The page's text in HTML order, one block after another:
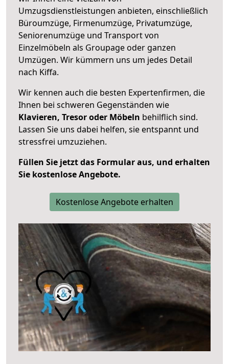
Umzugsdienstleistungen anbieten, einschließlich
Büroumzüge, Firmenumzüge, Privatumzüge,
Seniorenumzüge und Transport von
Einzelmöbeln als Groupage oder ganzen
Umzügen. Wir kümmern uns um jedes Detail
nach Kiffa.
Wir kennen auch die besten Expertenfirmen, die
Ihnen bei schweren Gegenständen wie
Klavieren, Tresor oder Möbeln behilflich sind.
Lassen Sie uns dabei helfen, sie entspannt und
stressfrei umzuziehen.
Füllen Sie jetzt das Formular aus, und erhalten
Sie kostenlose Angebote.
Kostenlose Angebote erhalten